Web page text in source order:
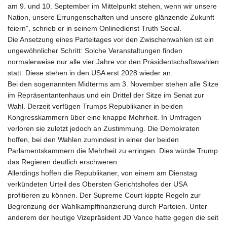
am 9. und 10. September im Mittelpunkt stehen, wenn wir unsere
Nation, unsere Errungenschaften und unsere glänzende Zukunft
feiern", schrieb er in seinem Onlinedienst Truth Social.
Die Ansetzung eines Parteitages vor den Zwischenwahlen ist ein
ungewöhnlicher Schritt: Solche Veranstaltungen finden
normalerweise nur alle vier Jahre vor den Präsidentschaftswahlen
statt. Diese stehen in den USA erst 2028 wieder an.
Bei den sogenannten Midterms am 3. November stehen alle Sitze
im Repräsentantenhaus und ein Drittel der Sitze im Senat zur
Wahl. Derzeit verfügen Trumps Republikaner in beiden
Kongresskammern über eine knappe Mehrheit. In Umfragen
verloren sie zuletzt jedoch an Zustimmung. Die Demokraten
hoffen, bei den Wahlen zumindest in einer der beiden
Parlamentskammern die Mehrheit zu erringen. Dies würde Trump
das Regieren deutlich erschweren.
Allerdings hoffen die Republikaner, von einem am Dienstag
verkündeten Urteil des Obersten Gerichtshofes der USA
profitieren zu können. Der Supreme Court kippte Regeln zur
Begrenzung der Wahlkampffinanzierung durch Parteien. Unter
anderem der heutige Vizepräsident JD Vance hatte gegen die seit